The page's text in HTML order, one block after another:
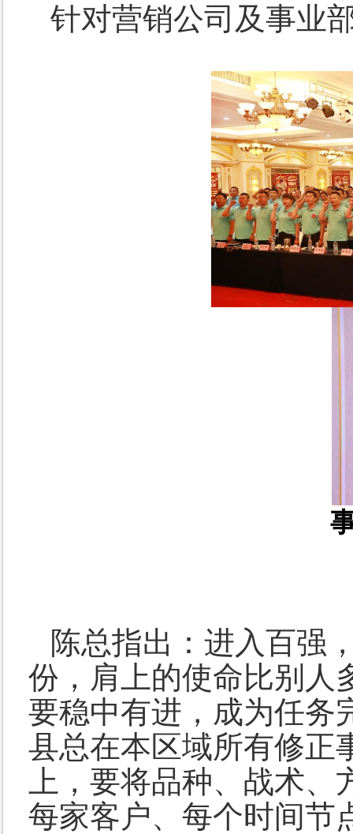
针对营销公司及事业
陈总指出： 进入百强
份，肩上的使命比别人
要稳中有进，成为任务
县总在本区域所有修正
上，要将品种、战术
每家客户、每个时间节